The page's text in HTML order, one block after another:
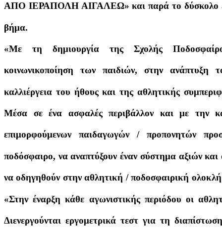
ΑΠΟ ΙΕΡΑΠΟΛΗ ΑΙΓΑΛΕΩ» και παρά το δύσκολο
βήμα.
«Με τη δημιουργία της Σχολής
κοινωνικοποίηση των παιδιών, στην ανάπτυξη
καλλιέργεια του ήθους και της αθλητικής
Μέσα σε ένα ασφαλές περιβάλλον και με την
επιμορφούμενων παιδαγωγών / προπονητών
ποδόσφαιρο, να αναπτύξουν έναν σύστημα αξιών
να οδηγηθούν στην αθλητική / ποδοσφαιρική
«Στην έναρξη κάθε αγωνιστικής περιόδου οι
Διενεργούνται εργομετρικά τεστ για τη